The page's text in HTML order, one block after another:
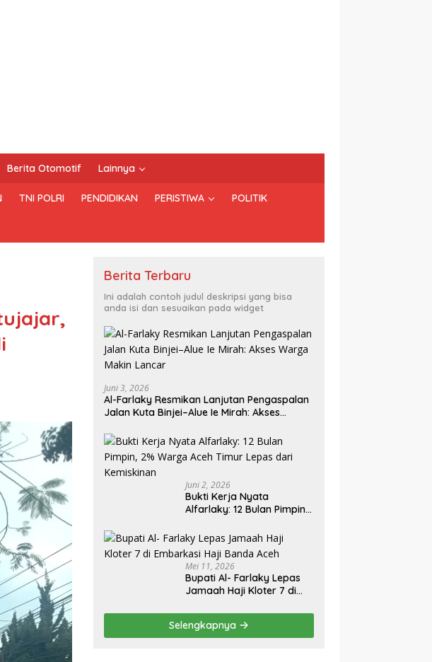
Berita Otomotif Lainnya
TNI POLRI PENDIDIKAN PERISTIWA POLITIK
Berita Terbaru
Ini adalah contoh judul deskripsi yang bisa
anda isi dan sesuaikan pada widget
Juni 3, 2026
Al-Farlaky Resmikan Lanjutan Pengaspalan
Jalan Kuta Binjei–Alue Ie Mirah: Akses
Juni 2, 2026
Bukti Kerja Nyata
Alfarlaky: 12 Bulan Pimpin,
Mei 11, 2026
Bupati Al- Farlaky Lepas
Jamaah Haji Kloter 7 di
Aceh
Selengkapnya